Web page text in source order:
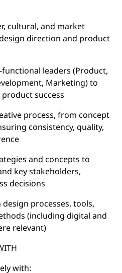
cultural, and market
direction and product
leaders (Product,
Marketing) to
success
process, from concept
consistency, quality,
and concepts to
key stakeholders,
decisions
processes, tools,
(including digital and
relevant)
with: